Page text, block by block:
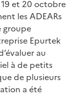
19 et 20 octobre
les ADEARs
groupe
Epurtek
au
à de petits
de plusieurs
a été